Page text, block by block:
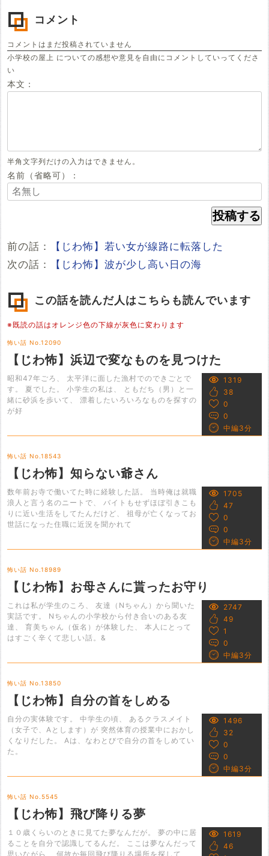
コメント
コメントはまだ投稿されていません
小学校の屋上 についての感想や意見を自由にコメントしていってくださ
い
本文：
半角文字列だけの入力はできません。
名前（省略可）：
前の話：
【じわ怖】若い女が線路に転落した
次の話：
【じわ怖】波が少し高い日の海
この話を読んだ人はこちらも読んでいます
※既読の話はオレンジ色の下線が灰色に変わります
怖い話 No.12090
【じわ怖】浜辺で変なものを見つけた
昭和47年ごろ、 太平洋に面した漁村でのできごとで
す。 夏でした。 小学生の私は、 ともだち（男）と一
緒に砂浜を歩いて、 漂着したいろいろなものを探すの
が好
1319
38
0
0
中編3分
怖い話 No.18543
【じわ怖】知らない爺さん
数年前お寺で働いてた時に経験した話。 当時俺は就職
浪人と言う名のニートで、 バイトもせずほぼ引きこも
りに近い生活をしてたんだけど、 祖母が亡くなってお
世話になった住職に近況を聞かれて
1705
47
0
0
中編3分
怖い話 No.18989
【じわ怖】お母さんに貰ったお守り
これは私が学生のころ、 友達（Nちゃん）から聞いた
実話です。 Nちゃんの小学校から付き合いのある友
達、 育美ちゃん（仮名）が体験した、 本人にとって
はすごく辛くて悲しい話。&
2747
49
1
0
中編3分
怖い話 No.13850
【じわ怖】自分の首をしめる
自分の実体験です。 中学生の頃、 あるクラスメイト
（女子で、Aとします）が 突然体育の授業中におかし
くなりだした。 Aは、なわとびで自分の首をしめてい
た。
1496
32
0
0
中編3分
怖い話 No.5545
【じわ怖】飛び降りる夢
１０歳くらいのときに見てた夢なんだが。 夢の中に居
ることを自分で認識してるんだ。 ここは夢なんだって
思いながら、 何故か毎回飛び降りる場所を探して、
1619
46